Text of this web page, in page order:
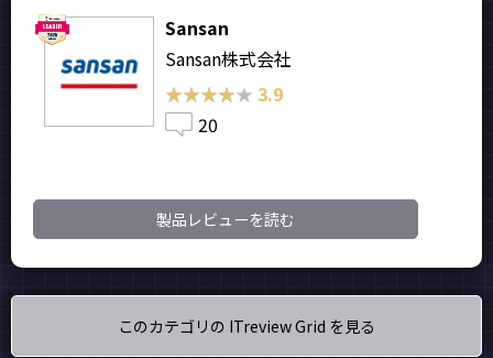
Sansan
Sansan株式会社
★★★★★
★★★★★ 3.9
20
製品レビューを読む
このカテゴリの ITreview Grid を見る